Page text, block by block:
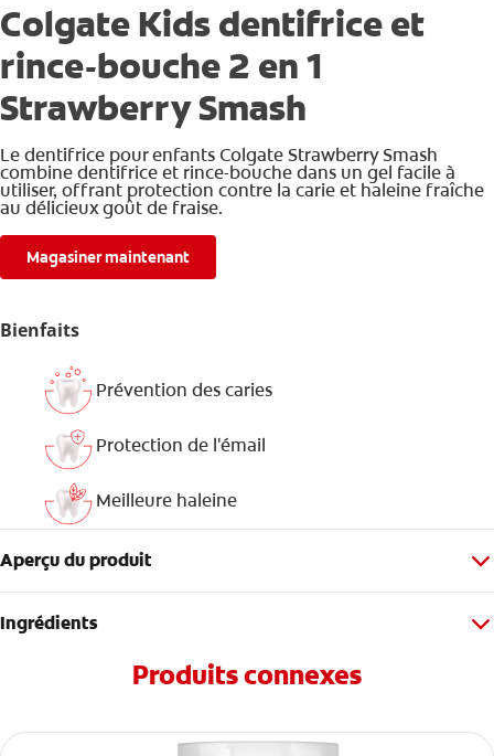
Colgate Kids dentifrice et
rince-bouche 2 en 1
Strawberry Smash
Le dentifrice pour enfants Colgate Strawberry Smash
combine dentifrice et rince-bouche dans un gel facile à
utiliser, offrant protection contre la carie et haleine fraîche
au délicieux goût de fraise.
Magasiner maintenant
Bienfaits
Prévention des caries
Protection de l'émail
Meilleure haleine
Aperçu du produit
Ingrédients
Produits connexes